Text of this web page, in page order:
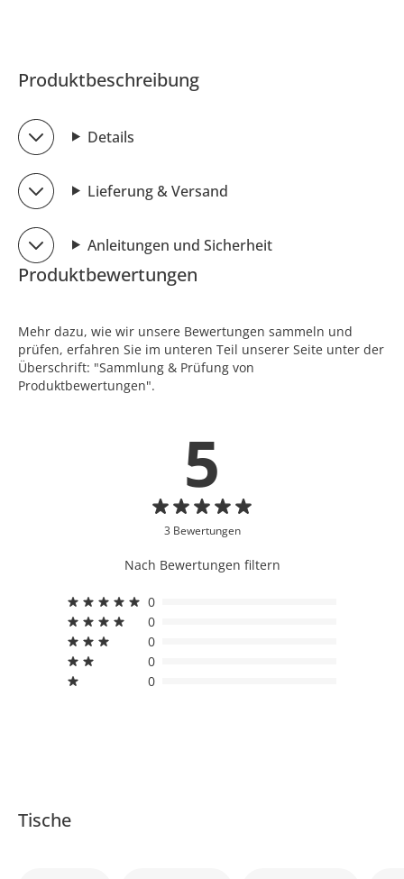
Produktbeschreibung
Details
Lieferung & Versand
Anleitungen und Sicherheit
Produktbewertungen
Mehr dazu, wie wir unsere Bewertungen sammeln und
prüfen, erfahren Sie im unteren Teil unserer Seite unter der
Überschrift: "Sammlung & Prüfung von
Produktbewertungen".
5
3 Bewertungen
Nach Bewertungen filtern
0
0
0
0
0
Tische